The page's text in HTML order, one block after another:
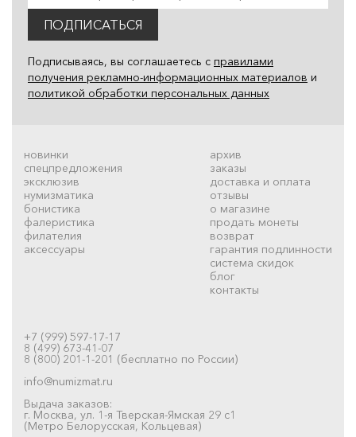
ПОДПИСАТЬСЯ
Подписываясь, вы соглашаетесь с правилами
получения рекламно-информационных материалов и
политикой обработки персональных данных
новинки
спецпредложения
эксклюзив
нумизматика
бонистика
фалеристика
филателия
аксессуары
архив
заказы
доставка и оплата
отзывы
о магазине
продать монеты
возврат
гарантия подлинности
система скидок
блог
контакты
+7 (999) 597-17-17
8 (499) 673-41-07
8 (800) 201-1-201 (бесплатно по России)
info@numizmat.ru
Выдача заказов:
г. Москва, ул. 1-я Тверская-Ямская 29 с1
(Метро Белорусская, Кольцевая)